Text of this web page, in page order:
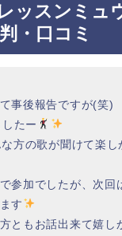
ッスンミュ
・口コミ
事後報告ですが(笑)
たー
方の歌が聞けて楽し
参加でしたが、次回
す
ともお話出来て嬉し